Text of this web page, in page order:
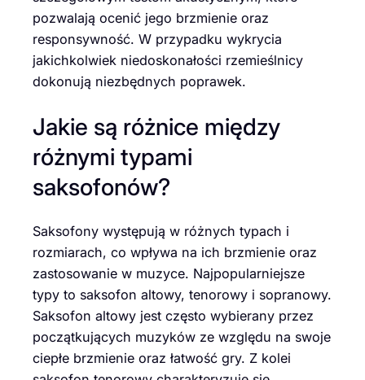
pozwalają ocenić jego brzmienie oraz
responsywność. W przypadku wykrycia
jakichkolwiek niedoskonałości rzemieślnicy
dokonują niezbędnych poprawek.
Jakie są różnice między
różnymi typami
saksofonów?
Saksofony występują w różnych typach i
rozmiarach, co wpływa na ich brzmienie oraz
zastosowanie w muzyce. Najpopularniejsze
typy to saksofon altowy, tenorowy i sopranowy.
Saksofon altowy jest często wybierany przez
początkujących muzyków ze względu na swoje
ciepłe brzmienie oraz łatwość gry. Z kolei